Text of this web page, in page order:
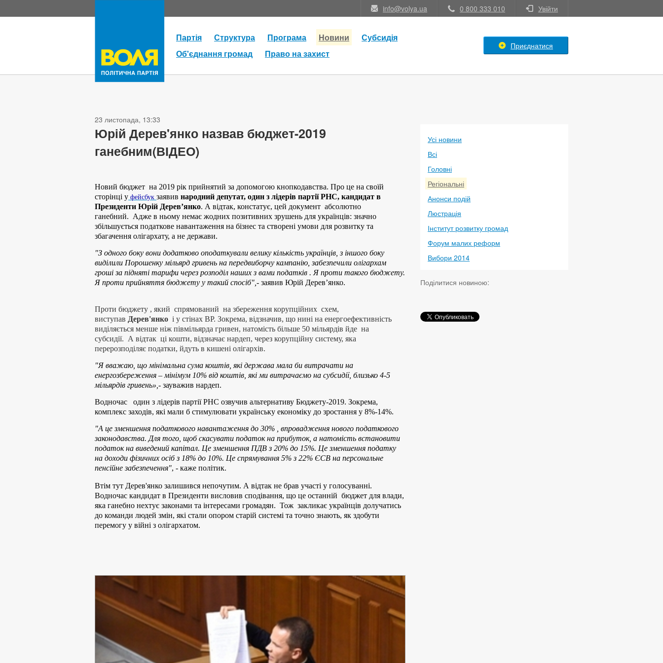
info@volya.ua 0 800 333 010 Увійти
Партія Структура Програма Новини
Субсидія
Об'єднання громад
Право на захист
Приєднатися
23 листопада, 13:33
Юрій Дерев'янко назвав бюджет-2019
ганебним(ВІДЕО)
Новий бюджет на 2019 рік прийнятий за допомогою кнопкодавства. Про це на своїй
сторінці у фейсбук заявив народний депутат, один з лідерів партії РНС, кандидат в
Президенти Юрій Дерев’янко. А відтак, констатує, цей документ абсолютно
ганебний. Адже в ньому немає жодних позитивних зрушень для українців: значно
збільшується податкове навантаження на бізнес та створені умови для розвитку та
збагачення олігархату, а не держави.
"З одного боку вони додатково оподаткували велику кількість українців, з іншого боку
виділили Порошенку мільярд гривень на передвиборчу кампанію, забезпечили олігархам
гроші за підняті тарифи через розподіл наших з вами податків . Я проти такого бюджету.
Я проти прийняття бюджету у такий спосіб", - заявив Юрій Дерев’янко.
Проти бюджету , який спрямований на збереження корупційних схем,
виступав Дерев'янко і у стінах ВР. Зокрема, відзначив, що нині на енергоефективність
виділяється менше ніж півмільярда гривен, натомість більше 50 мільярдів йде на
субсидії. А відтак ці кошти, відзначає нардеп, через корупційну систему, яка
перерозподіляє податки, йдуть в кишені олігархів.
"Я вважаю, що мінімальна сума коштів, які держава мала би витрачати на
енергозбереження – мінімум 10% від коштів, які ми витрачаємо на субсидії, близько 4-5
мільярдів гривень», - зауважив нардеп.
Водночас один з лідерів партії РНС озвучив альтернативу Бюджету-2019. Зокрема,
комплекс заходів, які мали б стимулювати українську економіку до зростання у 8%-14%.
"А це зменшення податкового навантаження до 30% , впровадження нового податкового
законодавства. Для того, щоб скасувати податок на прибуток, а натомість встановити
податок на виведений капітал. Це зменшення ПДВ з 20% до 15%. Це зменшення податку
на доходи фізичних осіб з 18% до 10%. Це спрямування 5% з 22% ЄСВ на персональне
пенсійне забезпечення", - каже політик.
Втім тут Дерев'янко залишився непочутим. А відтак не брав участі у голосуванні.
Водночас кандидат в Президенти висловив сподівання, що це останній бюджет для влади,
яка ганебно нехтує законами та інтересами громадян. Тож закликає українців долучатись
до команди людей змін, які стали опором старій системі та точно знають, як здобути
перемогу у війні з олігархатом.
Усі новини
Всі
Головні
Регіональні
Анонси подій
Люстрація
Інститут розвитку громад
Форум малих реформ
Вибори 2014
Поділитися новиною: